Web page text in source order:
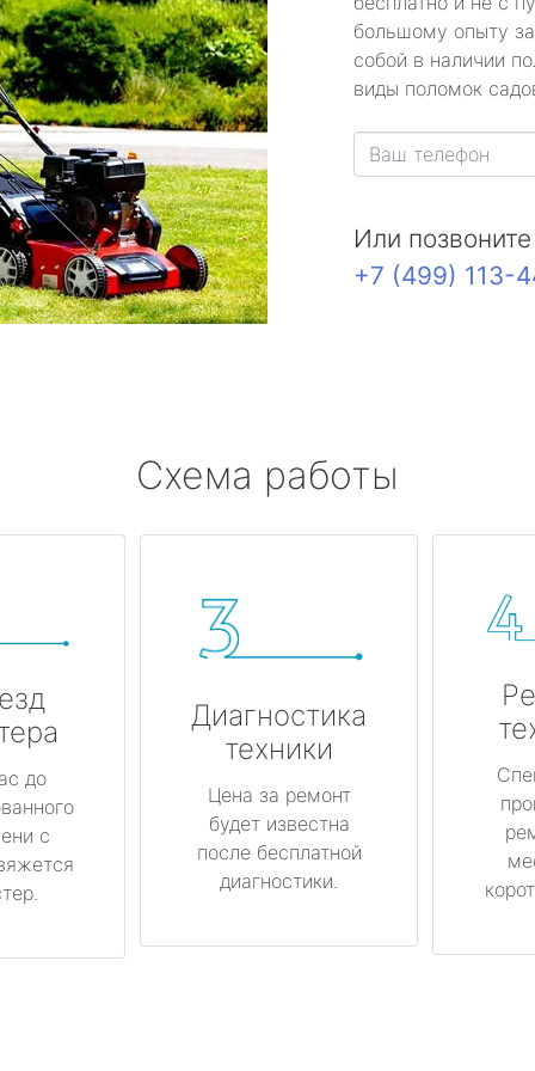
большому опыту
собой в наличии
виды поломок
Или
+7 (499) 113-
Схема работы
до
с
Диагностика
техники
Цена за ремонт
будет известна
после бесплатной
диагностики.